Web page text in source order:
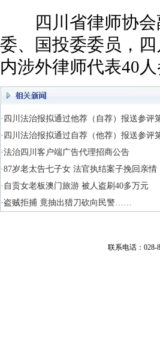
四川省律师协会
委、国投委委员，
内涉外律师代表40人
·四川法治报拟通过他荐（自荐）报送参评
·四川法治报拟通过自荐（他荐）报送参评
·法治四川客户端广告代理招商公告
·87岁老太告七子女 法官执结案子挽回亲情
·自贡女老板澳门旅游 被人盗刷40多万元
·盗贼拒捕 竟抽出猎刀砍向民警……
联系电话：028-